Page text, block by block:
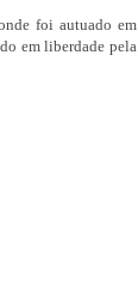
foi autuado em
em liberdade pela